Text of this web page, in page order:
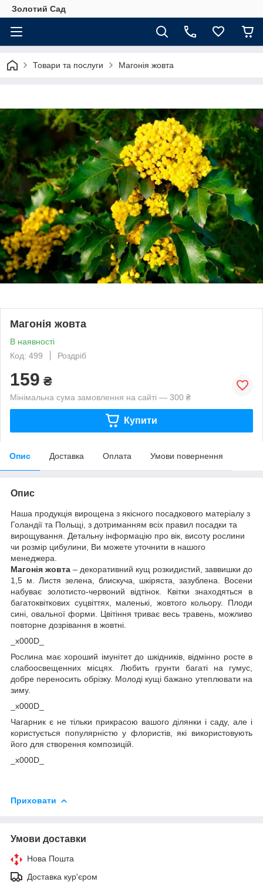
Золотий Сад
Товари та послуги Магонія жовта
Магонія жовта
В наявності
Код: 499
Роздріб
159 ₴
Мінімальна сума замовлення на сайті — 300 ₴
Купити
Опис Доставка Оплата Умови повернення
Опис
Наша продукція вирощена з якісного посадкового матеріалу з
Голандії та Польщі, з дотриманням всіх правил посадки та
вирощування. Детальну інформацію про вік, висоту рослини
чи розмір цибулини, Ви можете уточнити в нашого
менеджера.
Магонія жовта – декоративний кущ розкидистий, заввишки до
1,5 м. Листя зелена, блискуча, шкіряста, зазублена. Восени
набуває золотисто-червоний відтінок. Квітки знаходяться в
багатоквіткових суцвіттях, маленькі, жовтого кольору. Плоди
сині, овальної форми. Цвітіння триває весь травень, можливо
повторне дозрівання в жовтні.
_x000D_
Рослина має хороший імунітет до шкідників, відмінно росте в
слабоосвещенних місцях. Любить грунти багаті на гумус,
добре переносить обрізку. Молоді кущі бажано утеплювати на
зиму.
_x000D_
Чагарник є не тільки прикрасою вашого ділянки і саду, але і
користується популярністю у флористів, які використовують
його для створення композицій.
_x000D_
Приховати
Умови доставки
Нова Пошта
Доставка кур'єром